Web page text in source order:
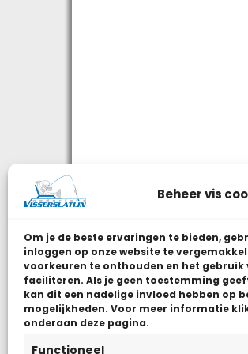
Beheer vis
Om je de beste ervaringen te bieden,
inloggen op onze website te
voorkeuren te onthouden en het gebruik
faciliteren. Als je geen toestemming
kan dit een nadelige invloed hebben op
mogelijkheden. Voor meer informatie
onderaan deze pagina.
Functioneel